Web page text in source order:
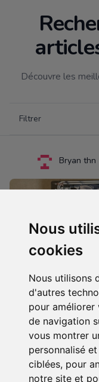
Nous
cookies
Nous utilisons
d'autres
pour améliorer
de navigation
vous montrer
personnalisé
ciblées, pour
notre site et
Découvre les
Filtrer
Bryan thn
120.00 €
Star wars figurine 40
Ajouter au lot